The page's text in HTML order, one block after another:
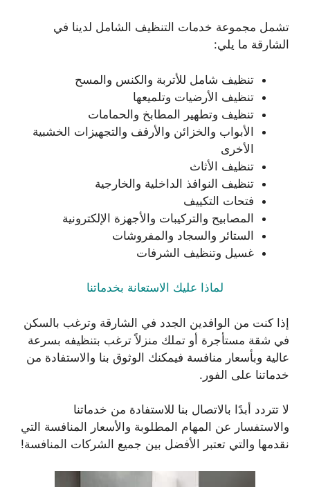
تشمل مجموعة خدمات التنظيف الشامل لدينا في
الشارقة ما يلي:
تنظيف شامل للأتربة والكنس والمسح
تنظيف الأرضيات وتلميعها
تنظيف وتطهير المطابخ والحمامات
الأبواب والخزائن والأرفف والتجهيزات الخشبية
الأخرى
تنظيف الأثاث
تنظيف النوافذ الداخلية والخارجية
فتحات التكييف
المصابيح والتركيبات والأجهزة الإلكترونية
الستائر والسجاد والمفروشات
غسيل وتنظيف الشرفات
لماذا عليك الاستعانة بخدماتنا
إذا كنت من الوافدين الجدد في الشارقة وترغب بالسكن
في شقة مستأجرة أو تملك منزلاً ترغب بتنظيفه بسرعة
عالية وبأسعار منافسة فيمكنك الوثوق بنا والاستفادة من
خدماتنا على الفور.
لا تتردد أبدًا بالاتصال بنا للاستفادة من خدماتنا
والاستفسار عن المهام المطلوبة والأسعار المنافسة التي
نقدمها والتي تعتبر الأفضل بين جميع الشركات المنافسة!